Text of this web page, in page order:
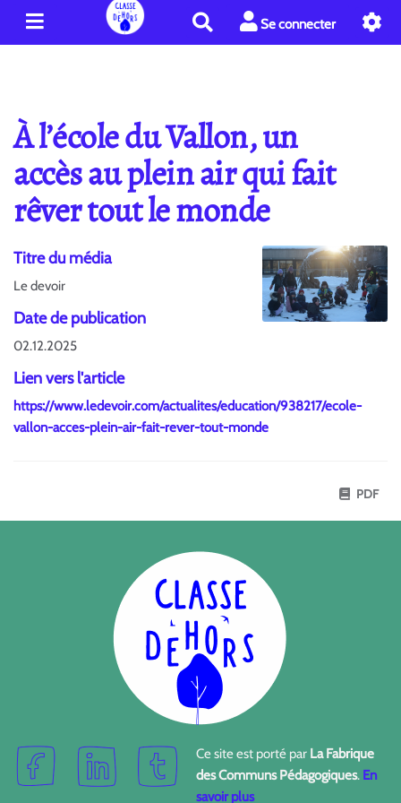
e
r
c
h
e
Se connecter
À l’école du Vallon, un
accès au plein air qui fait
rêver tout le monde
Titre du média
Le devoir
Date de publication
02.12.2025
Lien vers l'article
https://www.ledevoir.com/actualites/education/938217/ecole-
vallon-acces-plein-air-fait-rever-tout-monde
PDF
Ce site est porté par La Fabrique
des Communs Pédagogiques. En
savoir plus